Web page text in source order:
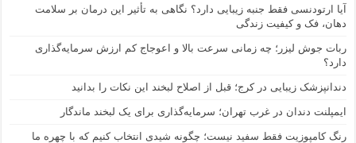
آیا ارتودنسی فقط جنبه زیبایی دارد؟ نگاهی به تأثیر این درمان بر سلامت
دهان، فک و کیفیت زندگی
ربات جوش لیزر؛ چه زمانی سرعت بالا و اعوجاج کم ارزش سرمایه‌گذاری
دارد؟
دندانپزشک زیبایی در کرج؛ قبل از اصلاح لبخند این نکات را بدانید
ایمپلنت دندان در غرب تهران؛ سرمایه‌گذاری برای یک لبخند ماندگار
رنگ کامپوزیت فقط سفید نیست؛ چگونه شیدی انتخاب کنیم که با چهره ما